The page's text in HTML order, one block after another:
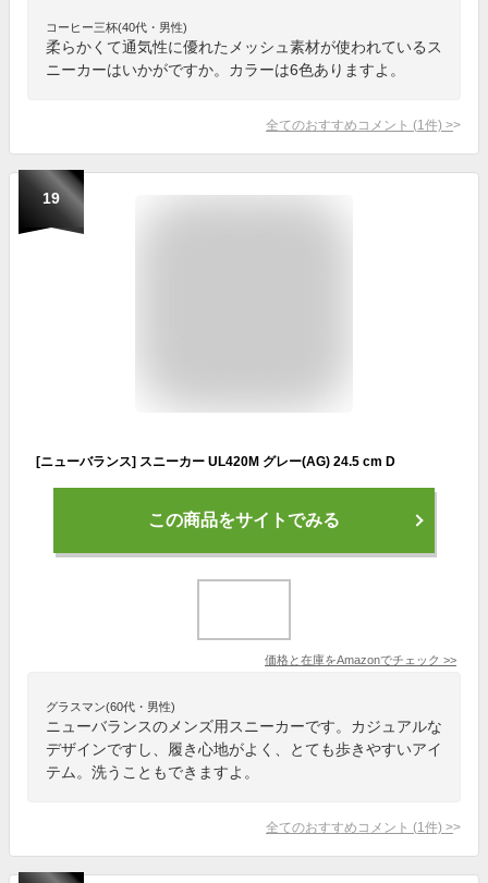
コーヒー三杯(40代・男性)
柔らかくて通気性に優れたメッシュ素材が使われているス
ニーカーはいかがですか。カラーは6色ありますよ。
全てのおすすめコメント (1 件) >
19
[ニューバランス] スニーカー UL420M グレー(AG) 24.5 cm D
この商品をサイトでみる
価格と在庫をAmazonでチェック >>
グラスマン(60代・男性)
ニューバランスのメンズ用スニーカーです。カジュアルな
デザインですし、履き心地がよく、とても歩きやすいアイ
テム。洗うこともできますよ。
全てのおすすめコメント (1 件) >